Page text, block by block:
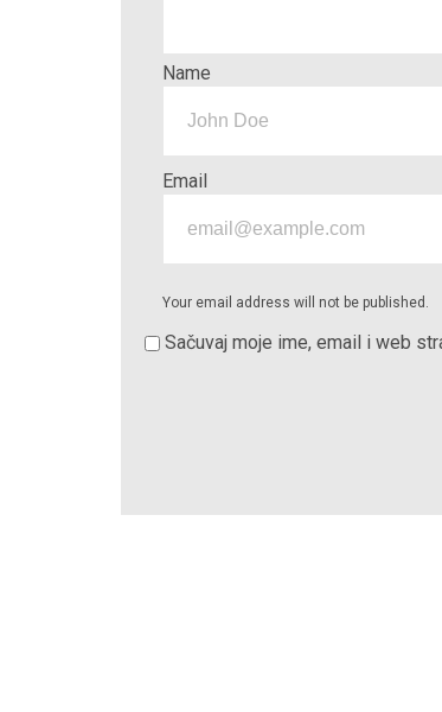
Name
Email
Your email address will not be published.
Sačuvaj moje ime, email i web